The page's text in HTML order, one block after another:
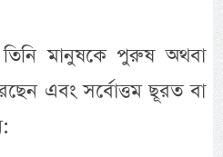
মানুষকে পুরুষ অথবা
এবং সর্বোত্তম ছূরত বা